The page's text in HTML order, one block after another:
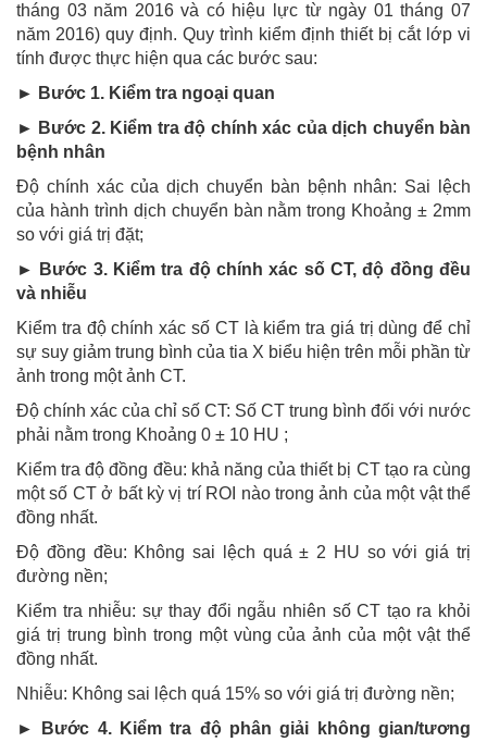
tháng 03 năm 2016 và có hiệu lực từ ngày 01 tháng 07
năm 2016) quy định. Quy trình kiểm định thiết bị cắt lớp vi
tính được thực hiện qua các bước sau:
► Bước 1. Kiểm tra ngoại quan
► Bước 2. Kiểm tra độ chính xác của dịch chuyển bàn
bệnh nhân
Độ chính xác của dịch chuyển bàn bệnh nhân: Sai lệch
của hành trình dịch chuyển bàn nằm trong Khoảng ± 2mm
so với giá trị đặt;
► Bước 3. Kiểm tra độ chính xác số CT, độ đồng đều
và nhiễu
Kiểm tra độ chính xác số CT là kiểm tra giá trị dùng để chỉ
sự suy giảm trung bình của tia X biểu hiện trên mỗi phần từ
ảnh trong một ảnh CT.
Độ chính xác của chỉ số CT: Số CT trung bình đối với nước
phải nằm trong Khoảng 0 ± 10 HU ;
Kiểm tra độ đồng đều: khả năng của thiết bị CT tạo ra cùng
một số CT ở bất kỳ vị trí ROI nào trong ảnh của một vật thể
đồng nhất.
Độ đồng đều: Không sai lệch quá ± 2 HU so với giá trị
đường nền;
Kiểm tra nhiễu: sự thay đổi ngẫu nhiên số CT tạo ra khỏi
giá trị trung bình trong một vùng của ảnh của một vật thể
đồng nhất.
Nhiễu: Không sai lệch quá 15% so với giá trị đường nền;
► Bước 4. Kiểm tra độ phân giải không gian/tương